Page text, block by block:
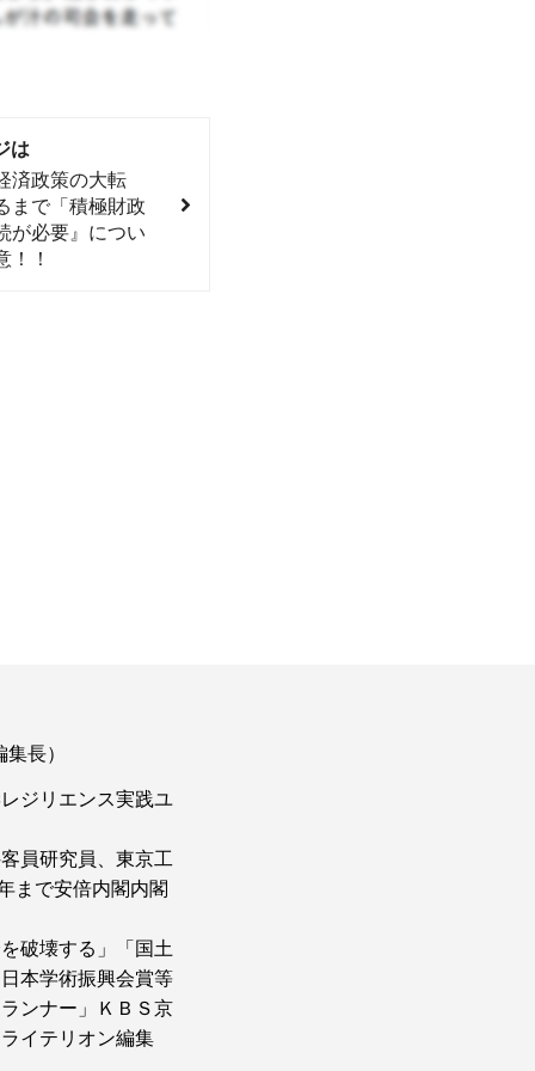
は
済政策の大転
まで「積極財政
が必要』につい
！！
長）
ジリエンス実践ユ
員研究員、東京工
まで安倍内閣内閣
破壊する」「国土
本学術振興会賞等
ンナー」ＫＢＳ京
イテリオン編集